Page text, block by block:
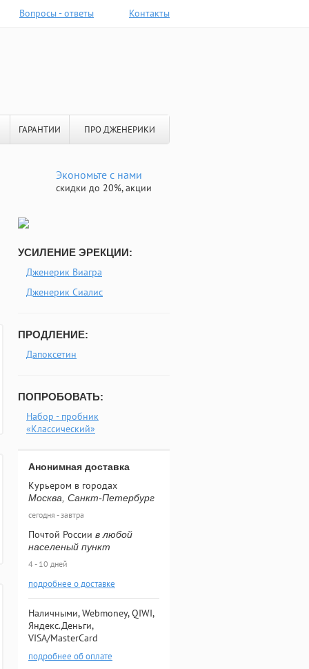
Вопросы - ответы Контакты
ГАРАНТИИ ПРО ДЖЕНЕРИКИ
Экономьте с нами
скидки до 20%, акции
УСИЛЕНИЕ ЭРЕКЦИИ:
Дженерик Виагра
Дженерик Сиалис
ПРОДЛЕНИЕ:
Дапоксетин
ПОПРОБОВАТЬ:
Набор - пробник
«Классический»
Анонимная доставка
Курьером в городах
Москва, Санкт-Петербург
сегодня - завтра
Почтой России в любой
населеный пункт
4 - 10 дней
подробнее о доставке
Наличными, Webmoney, QIWI,
Яндекс.Деньги,
VISA/MasterCard
подробнее об оплате